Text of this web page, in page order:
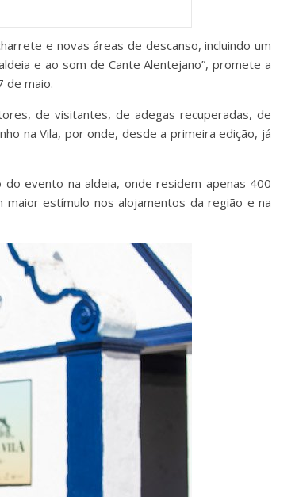
e novas áreas de descanso, incluindo um
e ao som de Cante Alentejano”, promete a
de maio.
de visitantes, de adegas recuperadas, de
na Vila, por onde, desde a primeira edição, já
evento na aldeia, onde residem apenas 400
estímulo nos alojamentos da região e na